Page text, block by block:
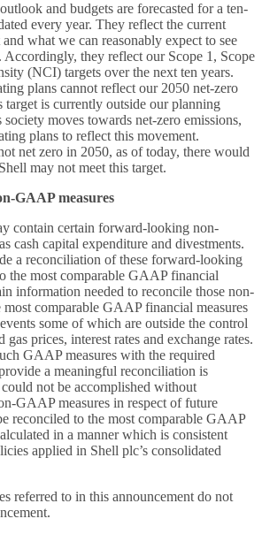
and budgets are forecasted for a ten-
every year. They reflect the current
what we can reasonably expect to see
Accordingly, they reflect our Scope 1, Scope
(NCI) targets over the next ten years.
plans cannot reflect our 2050 net-zero
target is currently outside our planning
moves towards net-zero emissions,
plans to reflect this movement.
net zero in 2050, as of today, there would
may not meet this target.
GAAP measures
contain certain forward-looking non-
cash capital expenditure and divestments.
a reconciliation of these forward-looking
the most comparable GAAP financial
information needed to reconcile those non-
comparable GAAP financial measures
some of which are outside the control
prices, interest rates and exchange rates.
GAAP measures with the required
a meaningful reconciliation is
not be accomplished without
GAAP measures in respect of future
reconciled to the most comparable GAAP
in a manner which is consistent
applied in Shell plc’s consolidated
referred to in this announcement do not